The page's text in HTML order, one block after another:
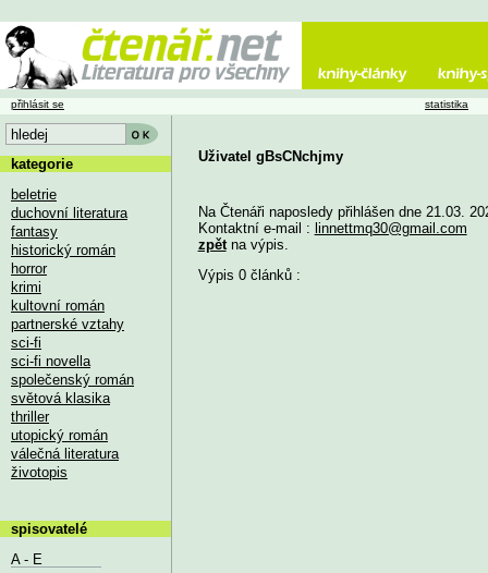
Uživatel gBsCNchjmy
Na Čtenáři naposledy přihlášen dne 21.03.
Kontaktní e-mail : linnettmq30@gmail.com
zpětna výpis.
Výpis 0 článků :
přihlásit se statistika
kategorie
beletrie
duchovní literatura
fantasy
historický román
horror
krimi
kultovní román
partnerské vztahy
sci-fi
sci-fi novella
společenský román
světová klasika
thriller
utopický román
válečná literatura
životopis
spisovatelé
A - E